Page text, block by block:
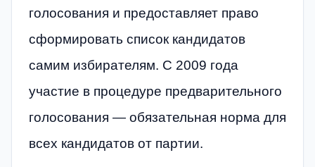
голосования и предоставляет право
сформировать список кандидатов
самим избирателям. С 2009 года
участие в процедуре предварительного
голосования — обязательная норма для
всех кандидатов от партии.